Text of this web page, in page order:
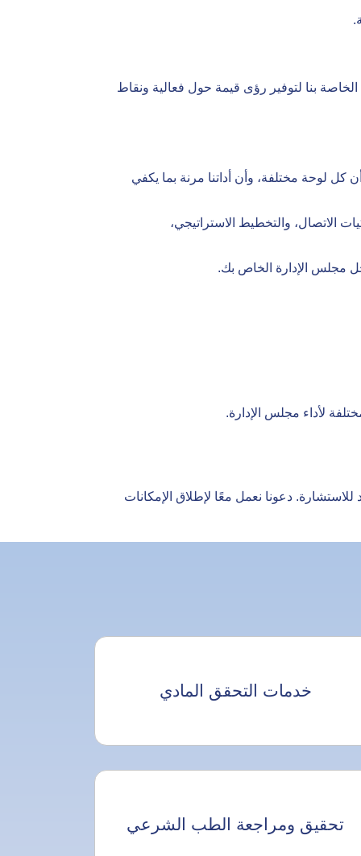
بنا لتوفير رؤى قيمة حول فعالية ونقاط
كل لوحة مختلفة، وأن أداتنا مرنة بما يكفي
الاتصال، والتخطيط الاستراتيجي،
مجلس الإدارة الخاص بك.
لأداء مجلس الإدارة.
دعونا نعمل معًا لإطلاق الإمكانات
خدمات التحقق المادي
تحقيق ومراجعة الطب الشرعي